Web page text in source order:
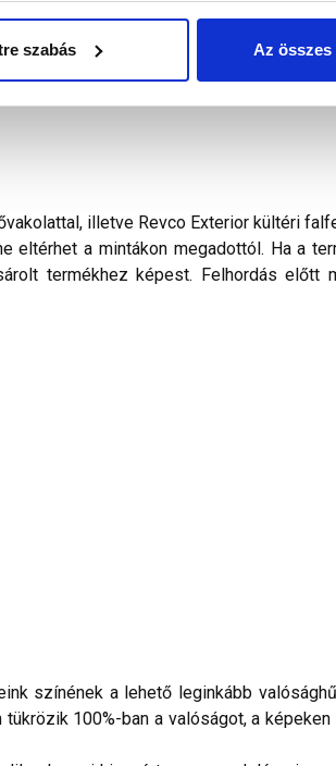
szabás Az összes
erős napsütésben, esőben, fagyban,
illetve Revco Exterior kültéri
a mintákon megadottól. Ha a
termékhez képest. Felhordás
színének a lehető leginkább
100%-ban a valóságot, a